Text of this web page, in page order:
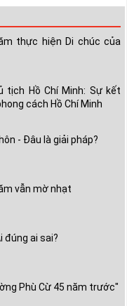
thực hiện Di chúc của
tịch Hồ Chí Minh: Sự kết
cách Hồ Chí Minh
- Đâu là giải pháp?
vẫn mờ nhạt
đúng ai sai?
Phù Cừ 45 năm trước"